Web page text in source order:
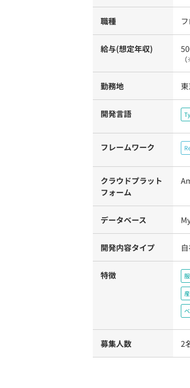
職種
給与(想定年収)
勤務地
開発言語
フレームワーク
クラウドプラット
フォーム
データベース
開発内容タイプ
特徴
募集人数 2